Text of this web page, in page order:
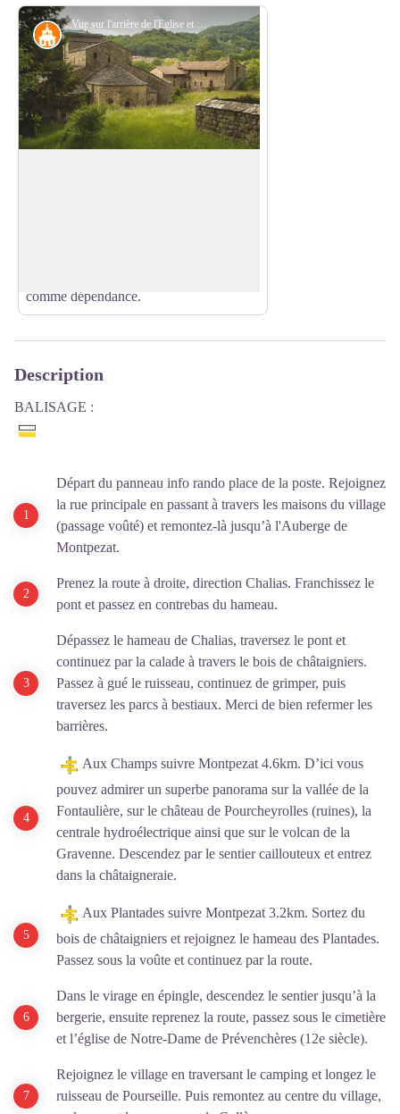
Patrimoine historique et religieux
comme dépendance.
Description
BALISAGE :
Départ du panneau info rando place de la poste. Rejoignez
la rue principale en passant à travers les maisons du village
(passage voûté) et remontez-là jusqu’à l'Auberge de
Montpezat.
Prenez la route à droite, direction Chalias. Franchissez le
pont et passez en contrebas du hameau.
Dépassez le hameau de Chalias, traversez le pont et
continuez par la calade à travers le bois de châtaigniers.
Passez à gué le ruisseau, continuez de grimper, puis
traversez les parcs à bestiaux. Merci de bien refermer les
barrières.
Aux Champs suivre Montpezat 4.6km. D’ici vous
pouvez admirer un superbe panorama sur la vallée de la
Fontaulière, sur le château de Pourcheyrolles (ruines), la
centrale hydroélectrique ainsi que sur le volcan de la
Gravenne. Descendez par le sentier caillouteux et entrez
dans la châtaigneraie.
Aux Plantades suivre Montpezat 3.2km. Sortez du
bois de châtaigniers et rejoignez le hameau des Plantades.
Passez sous la voûte et continuez par la route.
Dans le virage en épingle, descendez le sentier jusqu’à la
bergerie, ensuite reprenez la route, passez sous le cimetière
et l’église de Notre-Dame de Prévenchères (12e siècle).
Rejoignez le village en traversant le camping et longez le
ruisseau de Pourseille. Puis remontez au centre du village,